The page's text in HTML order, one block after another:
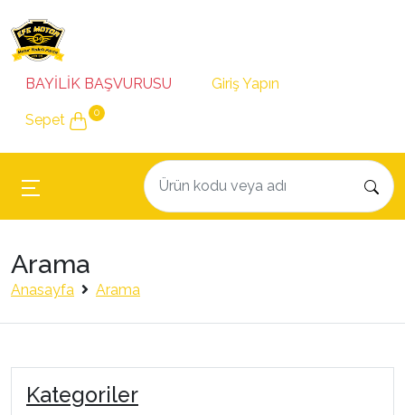
BAYİLİK BAŞVURUSU Giriş Yapın
Sepet 0
Arama
Anasayfa Arama
Kategoriler